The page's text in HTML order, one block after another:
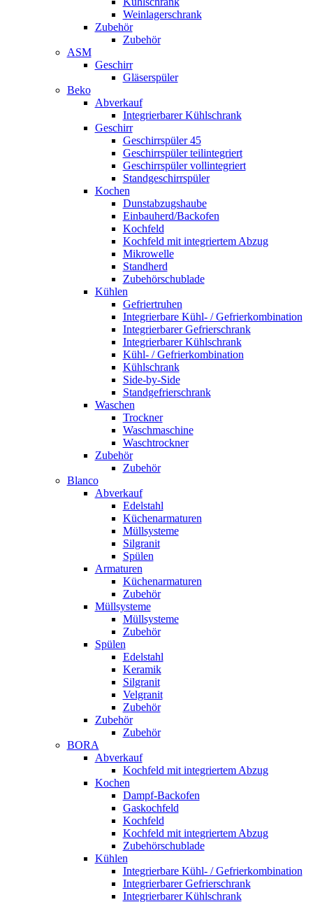
Weinlagerschrank
Zubehör
Zubehör
ASM
Geschirr
Gläserspüler
Beko
Abverkauf
Integrierbarer Kühlschrank
Geschirr
Geschirrspüler 45
Geschirrspüler teilintegriert
Geschirrspüler vollintegriert
Standgeschirrspüler
Kochen
Dunstabzugshaube
Einbauherd/Backofen
Kochfeld
Kochfeld mit integriertem Abzug
Mikrowelle
Standherd
Zubehörschublade
Kühlen
Gefriertruhen
Integrierbare Kühl- / Gefrierkombination
Integrierbarer Gefrierschrank
Integrierbarer Kühlschrank
Kühl- / Gefrierkombination
Kühlschrank
Side-by-Side
Standgefrierschrank
Waschen
Trockner
Waschmaschine
Waschtrockner
Zubehör
Zubehör
Blanco
Abverkauf
Edelstahl
Küchenarmaturen
Müllsysteme
Silgranit
Spülen
Armaturen
Küchenarmaturen
Zubehör
Müllsysteme
Müllsysteme
Zubehör
Spülen
Edelstahl
Keramik
Silgranit
Velgranit
Zubehör
Zubehör
Zubehör
BORA
Abverkauf
Kochfeld mit integriertem Abzug
Kochen
Dampf-Backofen
Gaskochfeld
Kochfeld
Kochfeld mit integriertem Abzug
Zubehörschublade
Kühlen
Integrierbare Kühl- / Gefrierkombination
Integrierbarer Gefrierschrank
Integrierbarer Kühlschrank